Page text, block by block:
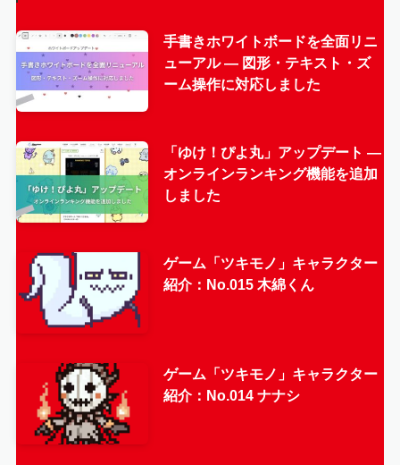
手書きホワイトボードを全面リニ
ューアル — 図形・テキスト・ズ
ーム操作に対応しました
「ゆけ！ぴよ丸」アップデート —
オンラインランキング機能を追加
しました
ゲーム「ツキモノ」キャラクター
紹介：No.015 木綿くん
ゲーム「ツキモノ」キャラクター
紹介：No.014 ナナシ